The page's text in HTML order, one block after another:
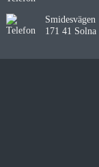
Smidesvägen
171 41 Solna